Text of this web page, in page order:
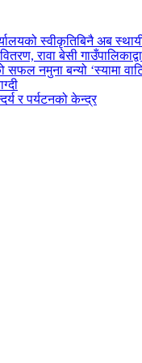
स्वीकृतिबिनै अब स्थायी
रावा बेसी
सफल नमुना बन्यो ‘स्यामा
र पर्यटनको केन्द्र